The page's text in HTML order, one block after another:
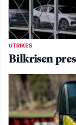
UTRIKES
Bilkrisen